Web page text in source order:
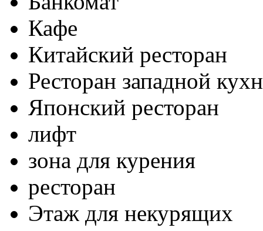
Кафе
Китайский ресторан
Ресторан западной
Японский ресторан
лифт
зона для курения
ресторан
Этаж для некурящих